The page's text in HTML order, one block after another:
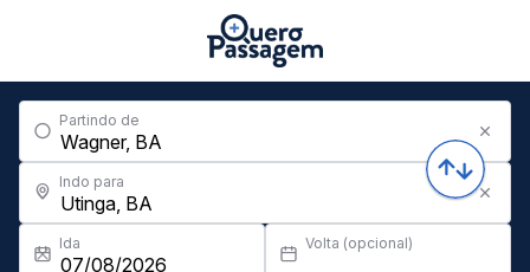
Partindo de
Indo para
Ida Volta (opcional)